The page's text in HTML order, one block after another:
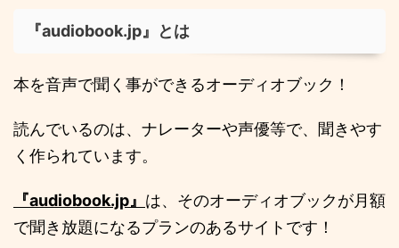
『audiobook.jp』とは
本を音声で聞く事ができるオーディオブック！
読んでいるのは、ナレーターや声優等で、聞きやす
く作られています。
『audiobook.jp』 は、そのオーディオブックが月額
で聞き放題になるプランのあるサイトです！